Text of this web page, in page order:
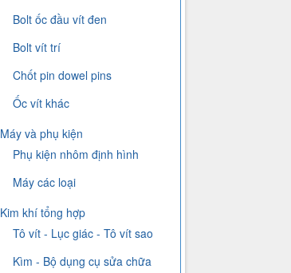
Bolt ốc đầu vít đen
Bolt vít trí
Chốt pin dowel pins
Ốc vít khác
Máy và phụ kiện
Phụ kiện nhôm định hình
Máy các loại
Kim khí tổng hợp
Tô vít - Lục giác - Tô vít sao
Kìm - Bộ dụng cụ sửa chữa